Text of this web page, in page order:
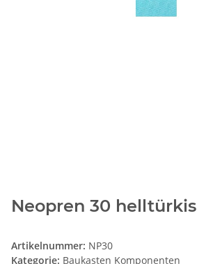
Neopren 30 helltürkis
Artikelnummer: NP30
Kategorie: Baukasten Komponenten